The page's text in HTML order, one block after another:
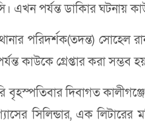
এখন পর্যন্ত ডাকাির ঘটনায়
পরিদর্শক(তদন্ত) সোহেল
কাউকে গ্রেপ্তার করা সম্ভব
দিবাগত
সিলিন্ডার, এক